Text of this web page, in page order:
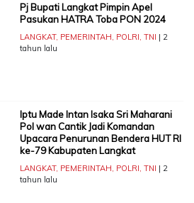
Pj Bupati Langkat Pimpin Apel
Pasukan HATRA Toba PON 2024
LANGKAT, PEMERINTAH, POLRI, TNI | 2
tahun lalu
Iptu Made Intan Isaka Sri Maharani
Pol wan Cantik Jadi Komandan
Upacara Penurunan Bendera HUT RI
ke-79 Kabupaten Langkat
LANGKAT, PEMERINTAH, POLRI, TNI | 2
tahun lalu